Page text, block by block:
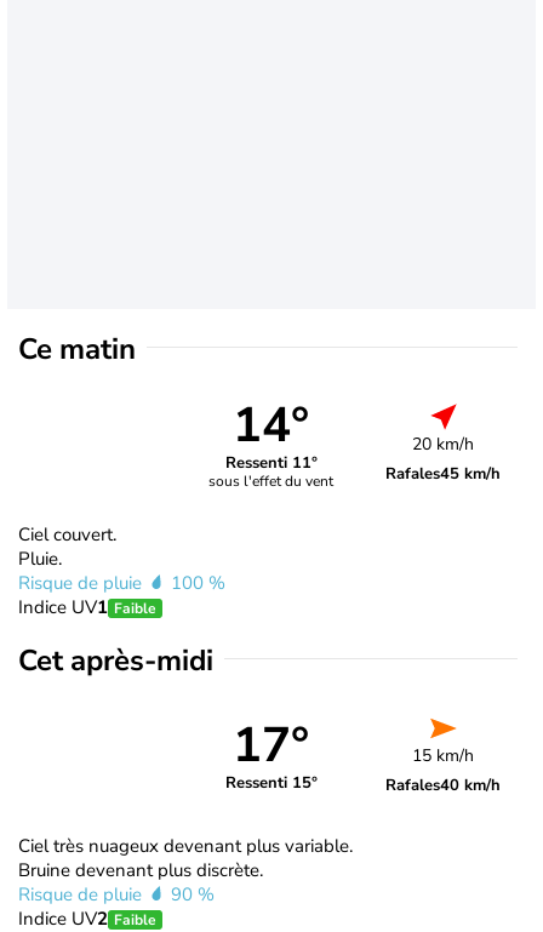
Ce matin
14°
Ressenti 11°
sous l'effet du vent
20 km/h
Rafales45 km/h
Ciel couvert.
Pluie.
Risque de pluie
100 %
Indice UV1 Faible
Cet après-midi
17°
Ressenti 15°
15 km/h
Rafales40 km/h
Ciel très nuageux devenant plus variable.
Bruine devenant plus discrète.
Risque de pluie
90 %
Indice UV2 Faible